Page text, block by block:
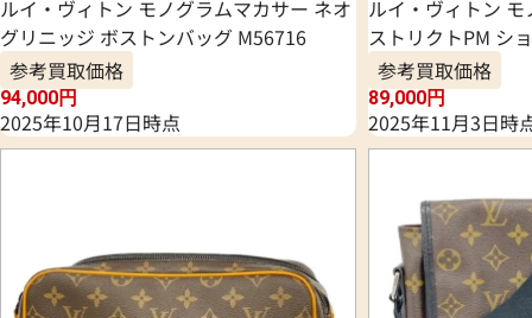
ルイ・ヴィトン モノグラムマカサー ネオ
グリニッジ ボストンバッグ M56716
参考買取価格
94,000円
2025年10月17日時点
ルイ・ヴィトン
ストリクトPM シ
参考買取価格
89,000円
2025年11月3日時